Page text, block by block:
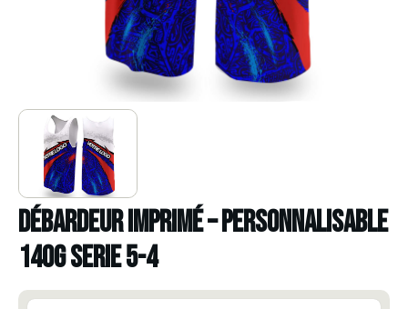
DÉBARDEUR IMPRIMÉ – PERSONNALISABLE
140g SERIE 5-4